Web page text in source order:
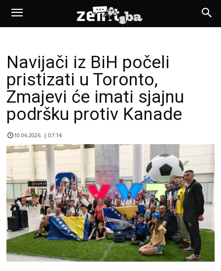
Navijači iz BiH počeli
pristizati u Toronto,
Zmajevi će imati sjajnu
podršku protiv Kanade
10.06.2026. | 07:14